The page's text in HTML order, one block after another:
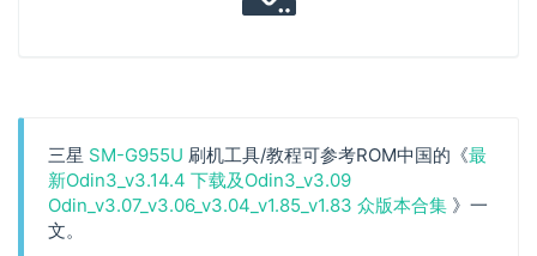
三星 SM-G955U 刷机工具/教程可参考ROM中国的《最
新Odin3_v3.14.4 下载及Odin3_v3.09
Odin_v3.07_v3.06_v3.04_v1.85_v1.83 众版本合集 》一
文。